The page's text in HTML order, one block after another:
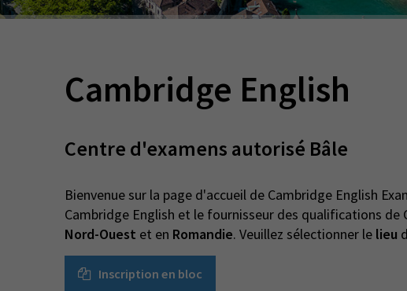
Cambridge English
Centre d'examens autorisé Bâle
Bienvenue sur la page d'accueil de Cambridge English
Cambridge English et le fournisseur des qualifications de
Nord-Ouest et en Romandie. Veuillez sélectionner le lieu
Inscription en bloc